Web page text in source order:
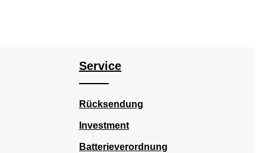
Service
Rücksendung
Investment
Batterieverordnung